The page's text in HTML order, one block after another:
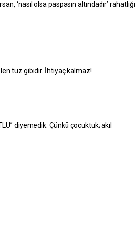
‘nasıl olsa paspasın altındadır’ rahatlığı
tuz gibidir. İhtiyaç kalmaz!
diyemedik. Çünkü çocuktuk; akıl